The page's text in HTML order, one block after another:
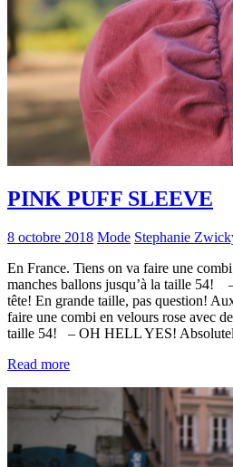
PINK PUFF SLEEVE
8 octobre 2018 Mode Stephanie
En France. Tiens on va faire une
manches ballons jusqu’à la taille 54!
tête! En grande taille, pas question!
faire une combi en velours rose avec
taille 54! – OH HELL YES!
Read more